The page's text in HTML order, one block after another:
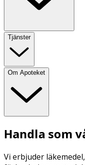
Tjänster
Om Apoteket
Handla som
Vi erbjuder